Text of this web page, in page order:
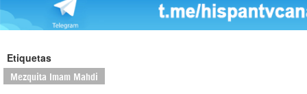
Etiquetas
Mezquita Imam Mahdi